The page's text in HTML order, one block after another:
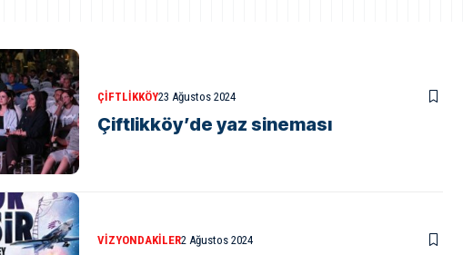
ÇIFTLIKKÖY23 Ağustos 2024
Çiftlikköy’de yaz sineması
VIZYONDAKILER2 Ağustos 2024